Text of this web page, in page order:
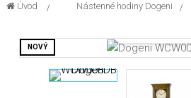
navigation
Úvod &gt; Nástenné hodiny Dogeni >
NOVÝ
Zobraziť